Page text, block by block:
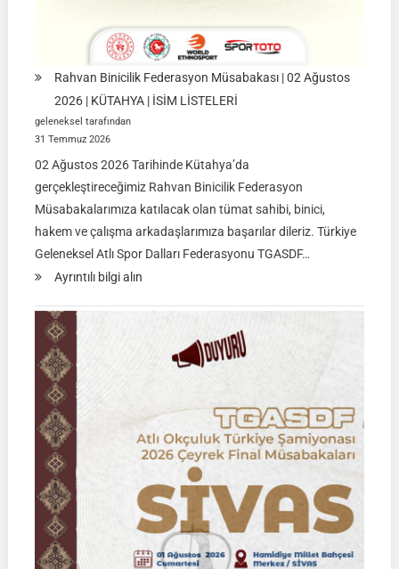
Rahvan Binicilik Federasyon Müsabakası | 02 Ağustos
2026 | KÜTAHYA | İSİM LİSTELERİ
geleneksel tarafından
31 Temmuz 2026
02 Ağustos 2026 Tarihinde Kütahya’da
gerçekleştireceğimiz Rahvan Binicilik Federasyon
Müsabakalarımıza katılacak olan tümat sahibi, binici,
hakem ve çalışma arkadaşlarımıza başarılar dileriz. Türkiye
Geleneksel Atlı Spor Dalları Federasyonu TGASDF…
Ayrıntılı bilgi alın:
Federasyon
Müsabakası
02
Ağustos
2026
|
KÜTAHYA
|
İSİM